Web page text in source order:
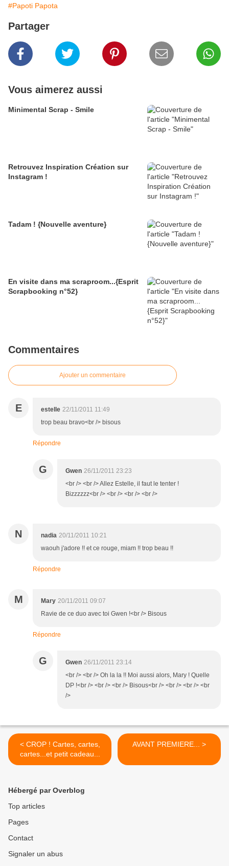
#Papoti Papota
Partager
Vous aimerez aussi
Minimental Scrap - Smile
Retrouvez Inspiration Création sur
Instagram !
Tadam ! {Nouvelle aventure}
En visite dans ma scraproom...{Esprit
Scrapbooking n°52}
Commentaires
Ajouter un commentaire
E estelle 22/11/2011 11:49
trop beau bravo<br /> bisous
Répondre
G Gwen 26/11/2011 23:23
<br /> <br /> Allez Estelle, il faut le tenter !
Bizzzzzz<br /> <br /> <br /> <br />
N nadia 20/11/2011 10:21
waouh j'adore !! et ce rouge, miam !! trop beau !!
Répondre
M Mary 20/11/2011 09:07
Ravie de ce duo avec toi Gwen !<br /> Bisous
Répondre
G Gwen 26/11/2011 23:14
<br /> <br /> Oh la la !! Moi aussi alors, Mary ! Quelle
DP !<br /> <br /> <br /> Bisous<br /> <br /> <br /> <br
/>
< CROP ! Cartes, cartes,
cartes...et petit cadeau...
AVANT PREMIERE... >
Hébergé par Overblog
Top articles
Pages
Contact
Signaler un abus